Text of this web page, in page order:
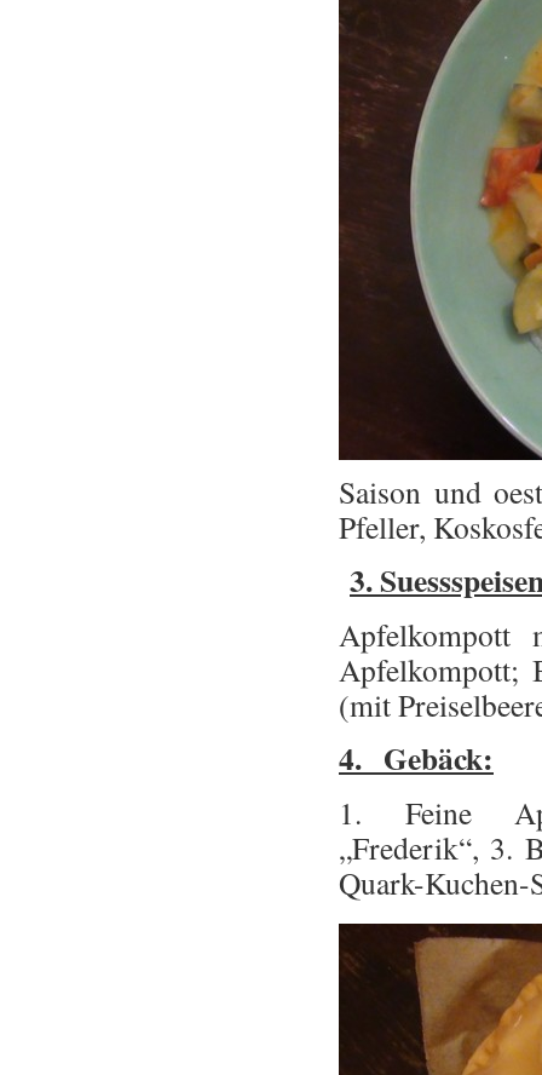
Saison und
Pfeller,
3.
Apfelkompott;
(mit
4. Gebäck:
1. Feine
„Frederik“, 3.
Quark-Kuchen-